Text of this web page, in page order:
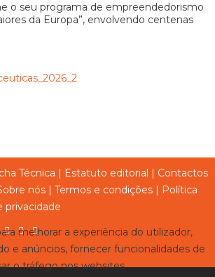
o seu programa de empreendedorismo
da Europa”, envolvendo centenas
Técnica | Estatuto editorial | Contactos
nós | Termos e condições | Política
privacidade
melhorar a experiência do utilizador,
e anúncios, fornecer funcionalidades de
o tráfego nos websites.